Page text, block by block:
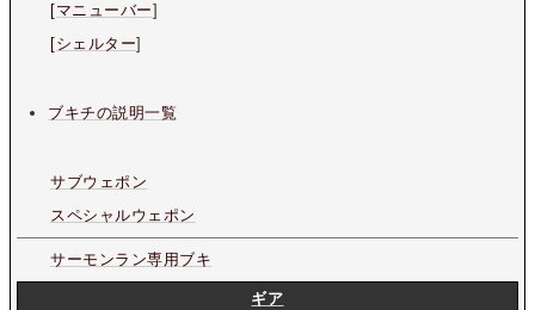
[マニューバー]
[シェルター]
ブキチの説明一覧
サブウェポン
スペシャルウェポン
サーモンラン専用ブキ
ギア